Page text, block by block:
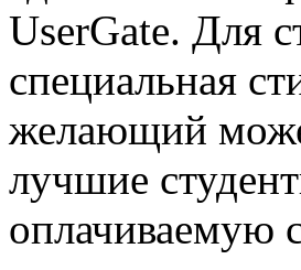
UserGate. Для
специальная
желающий
лучшие
оплачиваемую